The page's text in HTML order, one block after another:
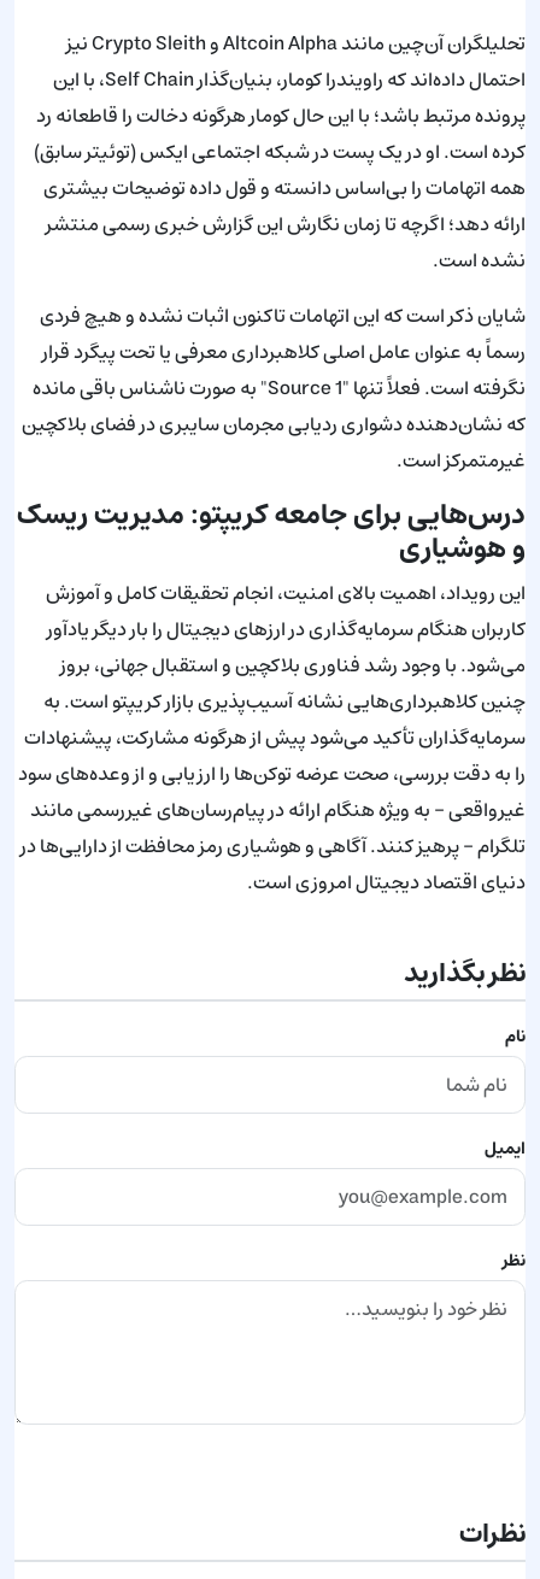
تحلیلگران آن‌چین مانند Altcoin Alpha و Crypto Sleith نیز
احتمال داده‌اند که راویندرا کومار، بنیان‌گذار Self Chain، با این
پرونده مرتبط باشد؛ با این حال کومار هرگونه دخالت را قاطعانه رد
کرده است. او در یک پست در شبکه اجتماعی ایکس (توئیتر سابق)
همه اتهامات را بی‌اساس دانسته و قول داده توضیحات بیشتری
ارائه دهد؛ اگرچه تا زمان نگارش این گزارش خبری رسمی منتشر
نشده است.
شایان ذکر است که این اتهامات تاکنون اثبات نشده و هیچ فردی
رسماً به عنوان عامل اصلی کلاهبرداری معرفی یا تحت پیگرد قرار
نگرفته است. فعلاً تنها "Source 1" به صورت ناشناس باقی مانده
که نشان‌دهنده دشواری ردیابی مجرمان سایبری در فضای بلاکچین
غیرمتمرکز است.
درس‌هایی برای جامعه کریپتو: مدیریت ریسک
و هوشیاری
این رویداد، اهمیت بالای امنیت، انجام تحقیقات کامل و آموزش
کاربران هنگام سرمایه‌گذاری در ارزهای دیجیتال را بار دیگر یادآور
می‌شود. با وجود رشد فناوری بلاکچین و استقبال جهانی، بروز
چنین کلاهبرداری‌هایی نشانه آسیب‌پذیری بازار کریپتو است. به
سرمایه‌گذاران تأکید می‌شود پیش از هرگونه مشارکت، پیشنهادات
را به دقت بررسی، صحت عرضه توکن‌ها را ارزیابی و از وعده‌های سود
غیرواقعی – به ویژه هنگام ارائه در پیام‌رسان‌های غیررسمی مانند
تلگرام – پرهیز کنند. آگاهی و هوشیاری رمز محافظت از دارایی‌ها در
دنیای اقتصاد دیجیتال امروزی است.
نظر بگذارید
نام
ایمیل
نظر
نظرات